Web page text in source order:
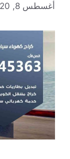
أغسطس 8, 2020